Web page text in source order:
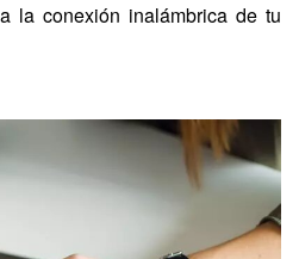
la conexión inalámbrica de tu